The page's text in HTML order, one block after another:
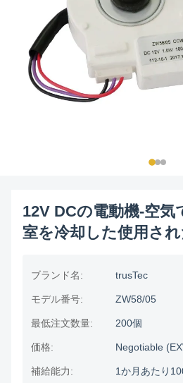
12V DCの電動機-空気
室を冷却した使用され
ブランド名: trusTec
モデル番号: ZW58/05
最低注文数量: 200個
価格: Negotiable
補給能力: 1か月あたり